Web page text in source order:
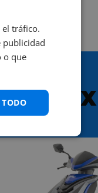
ALEX
E5+
tráfico.
publicidad
o que
TODO